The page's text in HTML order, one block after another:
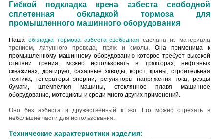
Гибкой подкладка крена азбеста свободной
сплетенная обкладкой тормоза для
промышленного машинного оборудования
Нашаобкладка тормоза азбеста свободная сделана из материала
трением, латунного провода, пряж и смолы. Она применима к
промышленному машинному оборудованию которое требует высокой
степени трения, можно использовать в тракторах, нефтяных
скважинах, драгирует, сахарные заводы, ворот, краны, строительная
техника, генераторы энергии, регуляторы напряжения тока, резцы
бумаги, штемпелюя машины, стеклянное плавя машинное
оборудование, мотоциклы и среди много других применений.
Оно без азбеста и дружественный к эко. Его можно отрезать в
небольшие части для использования.
Технические характеристики изделия: